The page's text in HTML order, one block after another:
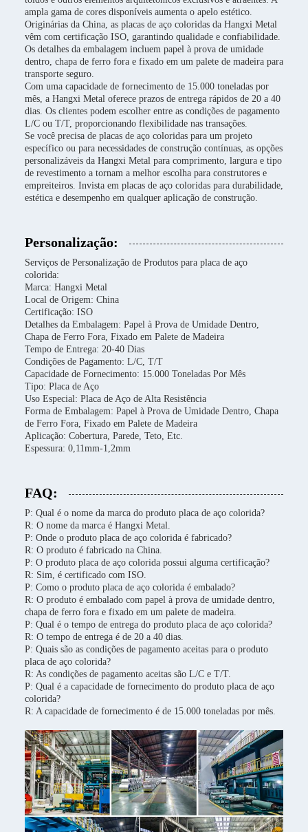
ampla gama de cores disponíveis aumenta o apelo estético.
Originárias da China, as placas de aço coloridas da Hangxi Metal
vêm com certificação ISO, garantindo qualidade e confiabilidade.
Os detalhes da embalagem incluem papel à prova de umidade
dentro, chapa de ferro fora e fixado em um palete de madeira para
transporte seguro.
Com uma capacidade de fornecimento de 15.000 toneladas por
mês, a Hangxi Metal oferece prazos de entrega rápidos de 20 a 40
dias. Os clientes podem escolher entre as condições de pagamento
L/C ou T/T, proporcionando flexibilidade nas transações.
Se você precisa de placas de aço coloridas para um projeto
específico ou para necessidades de construção contínuas, as opções
personalizáveis da Hangxi Metal para comprimento, largura e tipo
de revestimento a tornam a melhor escolha para construtores e
empreiteiros. Invista em placas de aço coloridas para durabilidade,
estética e desempenho em qualquer aplicação de construção.
Personalização:
Serviços de Personalização de Produtos para placa de aço
colorida:
Marca: Hangxi Metal
Local de Origem: China
Certificação: ISO
Detalhes da Embalagem: Papel à Prova de Umidade Dentro,
Chapa de Ferro Fora, Fixado em Palete de Madeira
Tempo de Entrega: 20-40 Dias
Condições de Pagamento: L/C, T/T
Capacidade de Fornecimento: 15.000 Toneladas Por Mês
Tipo: Placa de Aço
Uso Especial: Placa de Aço de Alta Resistência
Forma de Embalagem: Papel à Prova de Umidade Dentro, Chapa
de Ferro Fora, Fixado em Palete de Madeira
Aplicação: Cobertura, Parede, Teto, Etc.
Espessura: 0,11mm-1,2mm
FAQ:
P: Qual é o nome da marca do produto placa de aço colorida?
R: O nome da marca é Hangxi Metal.
P: Onde o produto placa de aço colorida é fabricado?
R: O produto é fabricado na China.
P: O produto placa de aço colorida possui alguma certificação?
R: Sim, é certificado com ISO.
P: Como o produto placa de aço colorida é embalado?
R: O produto é embalado com papel à prova de umidade dentro,
chapa de ferro fora e fixado em um palete de madeira.
P: Qual é o tempo de entrega do produto placa de aço colorida?
R: O tempo de entrega é de 20 a 40 dias.
P: Quais são as condições de pagamento aceitas para o produto
placa de aço colorida?
R: As condições de pagamento aceitas são L/C e T/T.
P: Qual é a capacidade de fornecimento do produto placa de aço
colorida?
R: A capacidade de fornecimento é de 15.000 toneladas por mês.